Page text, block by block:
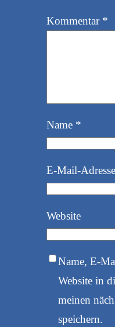
Kommentar *
Name *
E-Mail-Adresse
Website
Name, E-
Website in
meinen
speichern.